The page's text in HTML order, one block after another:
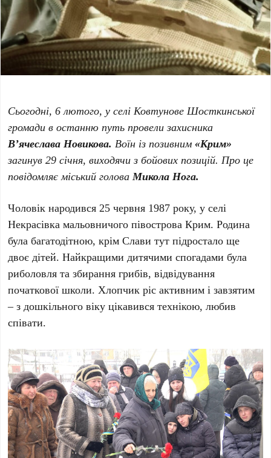
Сьогодні, 6 лютого, у селі Ковтунове Шосткинської
громади в останню путь провели захисника
В’ячеслава Новикова. Воїн із позивним«Крим»
загинув 29 січня, виходячи з бойових позицій. Про це
повідомляє міський головаМикола Нога.
Чоловік народився 25 червня 1987 року, у селі
Некрасівка мальовничого півострова Крим. Родина
була багатодітною, крім Слави тут підростало ще
двоє дітей. Найкращими дитячими спогадами була
риболовля та збирання грибів, відвідування
початкової школи. Хлопчик ріс активним і завзятим
– з дошкільного віку цікавився технікою, любив
співати.